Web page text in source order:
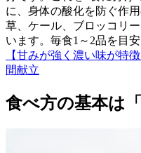
に、身体の酸化を防ぐ作
草、ケール、ブロッコリ
います。毎食1～2品を目
【甘みが強く濃い味が特
間献立
食べ方の基本は